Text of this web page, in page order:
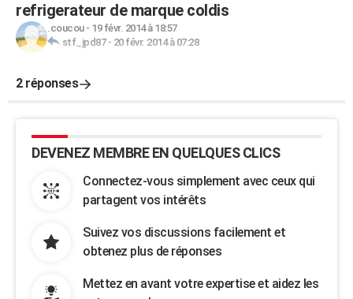
refrigerateur de marque coldis
.coucou- 19 févr. 2014 à 18:57
stf_jpd87- 20 févr. 2014 à 07:28
2 réponses
DEVENEZ MEMBRE EN QUELQUES CLICS
Connectez-vous simplement avec ceux qui
partagent vos intérêts
Suivez vos discussions facilement et
obtenez plus de réponses
Mettez en avant votre expertise et aidez les